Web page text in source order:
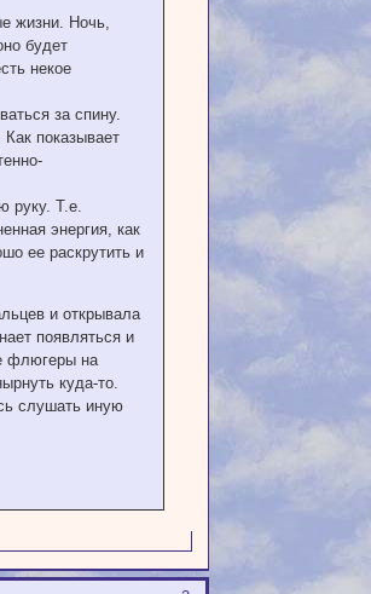
жизни. Ночь,
будет
некое
за спину.
показывает
руку. Т.е.
энергия, как
ее раскрутить и
и открывала
появляться и
флюгеры на
куда-то.
слушать иную